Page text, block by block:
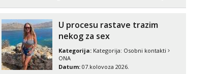
neljubim se Wha...U procesu rastave trazim
nekog za sex
Kategorija: Kategorija: Osobni kontakti
ONA
Datum: 07.kolovoza 2026.